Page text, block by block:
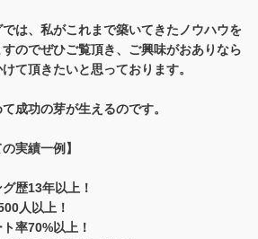
は、私がこれまで築いてきたノウハウを
のでぜひご覧頂き、ご興味がおありなら
て頂きたいと思っております。
成功の芽が生えるのです。
実績一例】
歴13年以上！
人以上！
率70%以上！